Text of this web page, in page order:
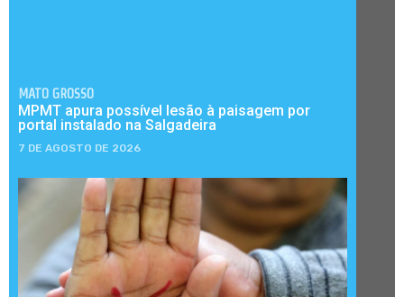
MATO GROSSO
MPMT apura possível lesão à paisagem por
portal instalado na Salgadeira
7 DE AGOSTO DE 2026